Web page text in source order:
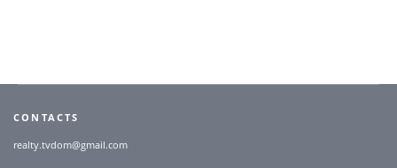
CONTACTS
realty.tvdom@gmail.com